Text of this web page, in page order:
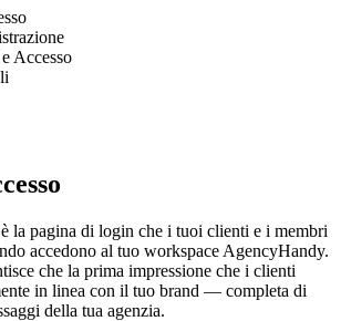
Accesso
la pagina di login che i tuoi clienti e i membri
accedono al tuo workspace AgencyHandy.
che la prima impressione che i clienti
in linea con il tuo brand — completa di
della tua agenzia.